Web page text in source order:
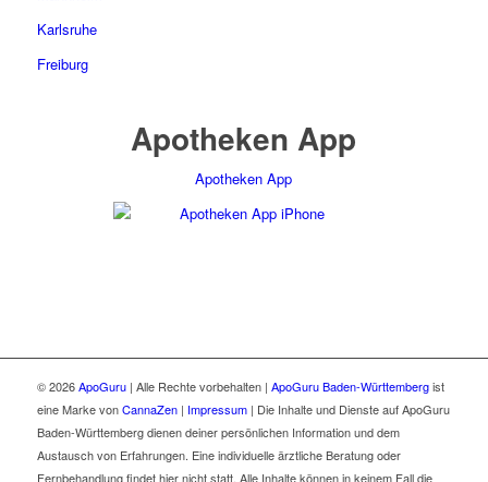
Karlsruhe
Freiburg
Apotheken App
Apotheken App
© 2026ApoGuru| Alle Rechte vorbehalten | ApoGuru Baden-Württembergist
eine Marke vonCannaZen| Impressum| Die Inhalte und Dienste auf ApoGuru
Baden-Württemberg dienen deiner persönlichen Information und dem
Austausch von Erfahrungen. Eine individuelle ärztliche Beratung oder
Fernbehandlung findet hier nicht statt. Alle Inhalte können in keinem Fall die